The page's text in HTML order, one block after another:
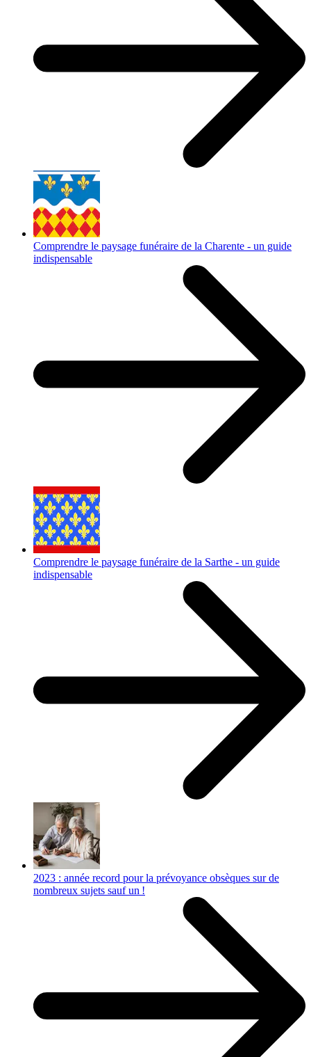
Comprendre le paysage funéraire de la Charente - un guide
indispensable
Comprendre le paysage funéraire de la Sarthe - un guide
indispensable
2023 : année record pour la prévoyance obsèques sur de
nombreux sujets sauf un !